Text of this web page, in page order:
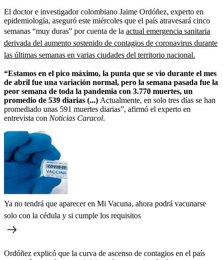
El doctor e investigador colombiano Jaime Ordóñez, experto en
epidemiología, aseguró este miércoles que el país atravesará cinco
semanas “muy duras” por cuenta de la actual emergencia sanitaria
derivada del aumento sostenido de contagios de coronavirus durante
las últimas semanas en varias ciudades del territorio nacional.
“Estamos en el pico máximo, la punta que se vio durante el mes
de abril fue una variación normal, pero la semana pasada fue la
peor semana de toda la pandemia con 3.770 muertes, un
promedio de 539 diarias (...) Actualmente, en solo tres días se han
promediado unas 591 muertes diarias”, afirmó el experto en
entrevista con Noticias Caracol.
Ya no tendrá que aparecer en Mi Vacuna, ahora podrá vacunarse
solo con la cédula y si cumple los requisitos
Ordóñez explicó que la curva de ascenso de contagios en el país